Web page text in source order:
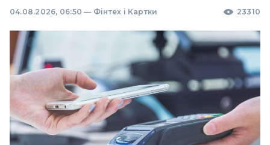
04.08.2026, 06:50 — Фінтех і Картки 23310